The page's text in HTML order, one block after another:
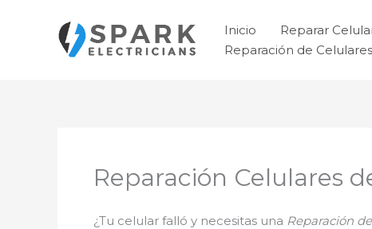
contenido
Inicio Reparar
Reparación de
Reparación Celulares
¿Tu celular falló y necesitas una Reparación